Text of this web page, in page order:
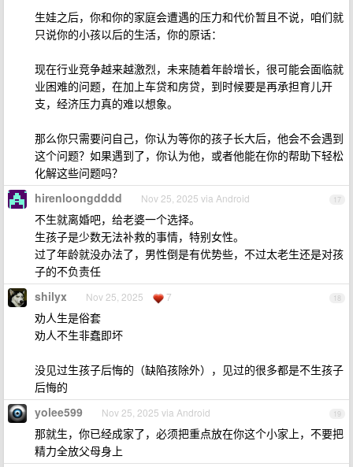
生娃之后，你和你的家庭会遭遇的压力和代价暂且不说，咱们就
只说你的小孩以后的生活，你的原话：
现在行业竞争越来越激烈，未来随着年龄增长，很可能会面临就
业困难的问题，在加上车贷和房贷，到时候要是再承担育儿开
支，经济压力真的难以想象。
那么你只需要问自己，你认为等你的孩子长大后，他会不会遇到
这个问题？如果遇到了，你认为他，或者他能在你的帮助下轻松
化解这些问题吗？
17
hirenloongdddd Nov 25, 2025 via Android
不生就离婚吧，给老婆一个选择。
生孩子是少数无法补救的事情，特别女性。
过了年龄就没办法了，男性倒是有优势些，不过太老生还是对孩
子的不负责任
18
shilyx Nov 25, 2025 7
劝人生是俗套
劝人不生非蠢即坏
没见过生孩子后悔的（缺陷孩除外），见过的很多都是不生孩子
后悔的
19
yolee599 Nov 25, 2025 via Android
那就生，你已经成家了，必须把重点放在你这个小家上，不要把
精力全放父母身上